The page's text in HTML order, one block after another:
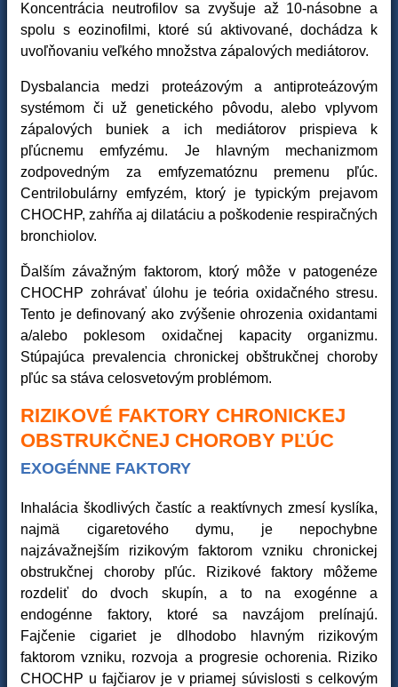
Koncentrácia neutrofilov sa zvyšuje až 10-násobne a
spolu s eozinofilmi, ktoré sú aktivované, dochádza k
uvoľňovaniu veľkého množstva zápalových mediátorov.
Dysbalancia medzi proteázovým a antiproteázovým
systémom či už genetického pôvodu, alebo vplyvom
zápalových buniek a ich mediátorov prispieva k
pľúcnemu emfyzému. Je hlavným mechanizmom
zodpovedným za emfyzematóznu premenu pľúc.
Centrilobulárny emfyzém, ktorý je typickým prejavom
CHOCHP, zahŕňa aj dilatáciu a poškodenie respiračných
bronchiolov.
Ďalším závažným faktorom, ktorý môže v patogenéze
CHOCHP zohrávať úlohu je teória oxidačného stresu.
Tento je definovaný ako zvýšenie ohrozenia oxidantami
a/alebo poklesom oxidačnej kapacity organizmu.
Stúpajúca prevalencia chronickej obštrukčnej choroby
pľúc sa stáva celosvetovým problémom.
RIZIKOVÉ FAKTORY CHRONICKEJ
OBSTRUKČNEJ CHOROBY PĽÚC
EXOGÉNNE FAKTORY
Inhalácia škodlivých častíc a reaktívnych zmesí kyslíka,
najmä cigaretového dymu, je nepochybne
najzávažnejším rizikovým faktorom vzniku chronickej
obstrukčnej choroby pľúc. Rizikové faktory môžeme
rozdeliť do dvoch skupín, a to na exogénne a
endogénne faktory, ktoré sa navzájom prelínajú.
Fajčenie cigariet je dlhodobo hlavným rizikovým
faktorom vzniku, rozvoja a progresie ochorenia. Riziko
CHOCHP u fajčiarov je v priamej súvislosti s celkovým